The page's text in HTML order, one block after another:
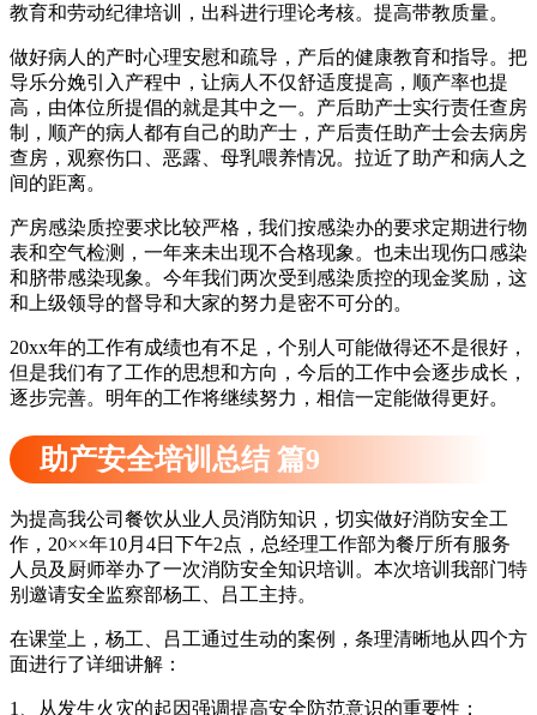
教育和劳动纪律培训，出科进行理论考核。提高带教质量。
做好病人的产时心理安慰和疏导，产后的健康教育和指导。把
导乐分娩引入产程中，让病人不仅舒适度提高，顺产率也提
高，由体位所提倡的就是其中之一。产后助产士实行责任查房
制，顺产的病人都有自己的助产士，产后责任助产士会去病房
查房，观察伤口、恶露、母乳喂养情况。拉近了助产和病人之
间的距离。
产房感染质控要求比较严格，我们按感染办的要求定期进行物
表和空气检测，一年来未出现不合格现象。也未出现伤口感染
和脐带感染现象。今年我们两次受到感染质控的现金奖励，这
和上级领导的督导和大家的努力是密不可分的。
20xx年的工作有成绩也有不足，个别人可能做得还不是很好，
但是我们有了工作的思想和方向，今后的工作中会逐步成长，
逐步完善。明年的工作将继续努力，相信一定能做得更好。
助产安全培训总结 篇9
为提高我公司餐饮从业人员消防知识，切实做好消防安全工
作，20××年10月4日下午2点，总经理工作部为餐厅所有服务
人员及厨师举办了一次消防安全知识培训。本次培训我部门特
别邀请安全监察部杨工、吕工主持。
在课堂上，杨工、吕工通过生动的案例，条理清晰地从四个方
面进行了详细讲解：
1、从发生火灾的起因强调提高安全防范意识的重要性；